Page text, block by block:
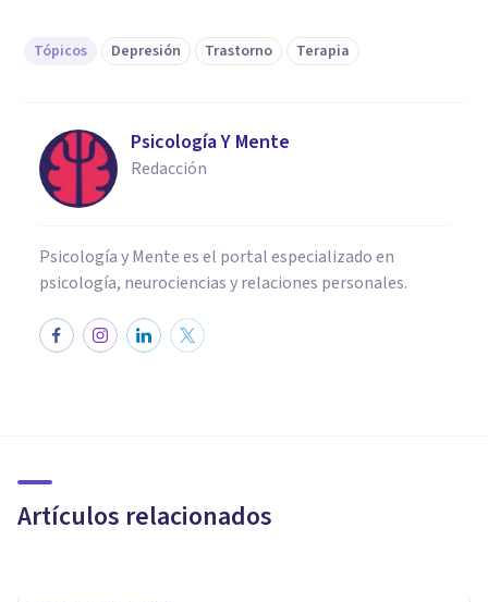
Tópicos Depresión Trastorno Terapia
Psicología Y Mente
Redacción
Psicología y Mente es el portal especializado en
psicología, neurociencias y relaciones personales.
Artículos relacionados
más comunes